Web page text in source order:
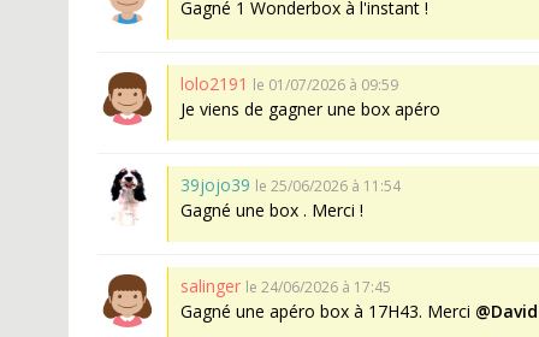
Gagné 1 Wonderbox à l'instant !
lolo2191 le 01/07/2026 à 09:59
Je viens de gagner une box apéro
39jojo39 le 25/06/2026 à 11:54
Gagné une box . Merci !
salinger le 24/06/2026 à 17:45
Gagné une apéro box à 17H43. Merci @David